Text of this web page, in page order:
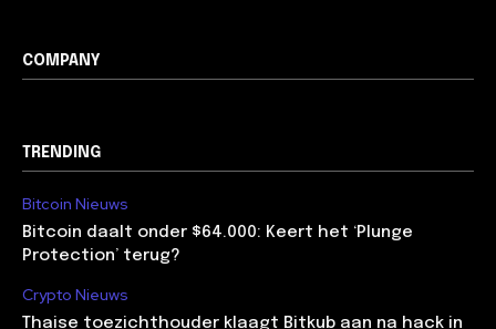
COMPANY
TRENDING
Bitcoin Nieuws
Bitcoin daalt onder $64.000: Keert het ‘Plunge
Protection’ terug?
Crypto Nieuws
Thaise toezichthouder klaagt Bitkub aan na hack in